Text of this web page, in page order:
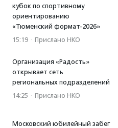
кубок по спортивному
ориентированию
«Тюменский формат-2026»
15:19 · Прислано НКО
Организация «Радость»
открывает сеть
региональных подразделений
14:25 · Прислано НКО
Московский юбилейный забег